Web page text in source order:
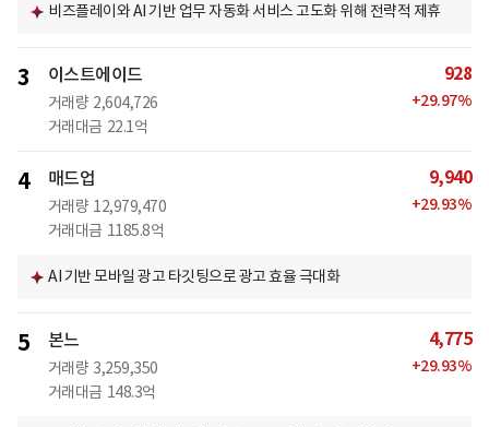
비즈플레이와 AI 기반 업무 자동화 서비스 고도화 위해 전략적 제휴
3 이스트에이드
거래량 2,604,726
거래대금 22.1억
928
+29.97%
4 매드업
거래량 12,979,470
거래대금 1185.8억
9,940
+29.93%
AI 기반 모바일 광고 타깃팅으로 광고 효율 극대화
5 본느
거래량 3,259,350
거래대금 148.3억
4,775
+29.93%